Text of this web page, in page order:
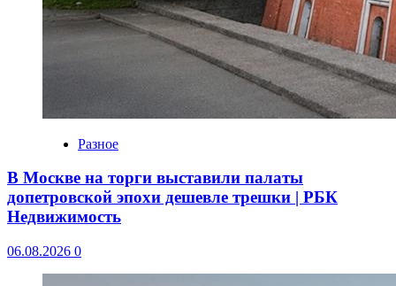
Разное
В Москве на торги выставили палаты
допетровской эпохи дешевле трешки | РБК
Недвижимость
06.08.2026 0